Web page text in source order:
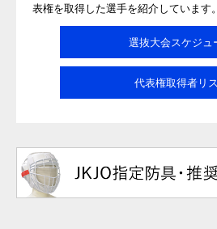
表権を取得した選手を紹介しています。
選抜大会スケジュ
代表権取得者リ